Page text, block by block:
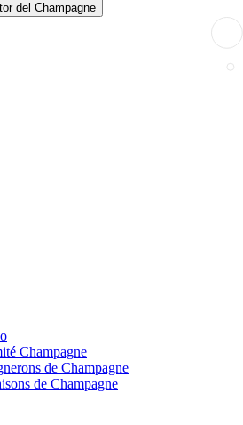
del Champagne
Champagne
de Champagne
de Champagne